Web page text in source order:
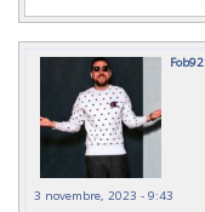
Fob92
3 novembre, 2023 - 9:43